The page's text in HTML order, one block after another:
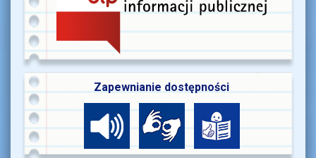
Zapewnianie dostępności